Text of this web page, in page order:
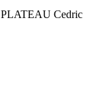
PLATEAU Cedric